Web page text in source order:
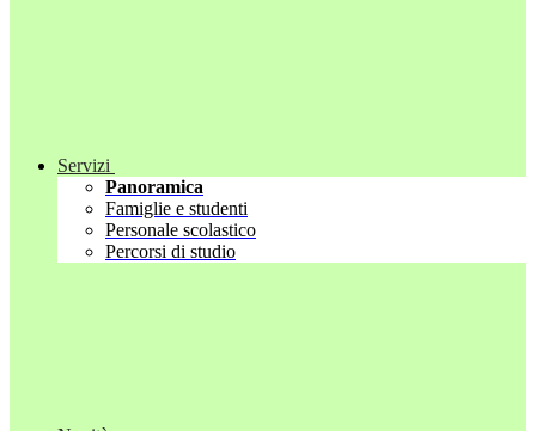
Servizi
Panoramica
Famiglie e studenti
Personale scolastico
Percorsi di studio